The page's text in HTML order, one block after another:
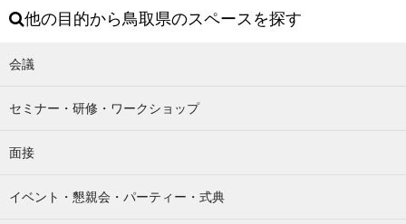
他の目的から鳥取県のスペースを探す
会議
セミナー・研修・ワークショップ
面接
イベント・懇親会・パーティー・式典